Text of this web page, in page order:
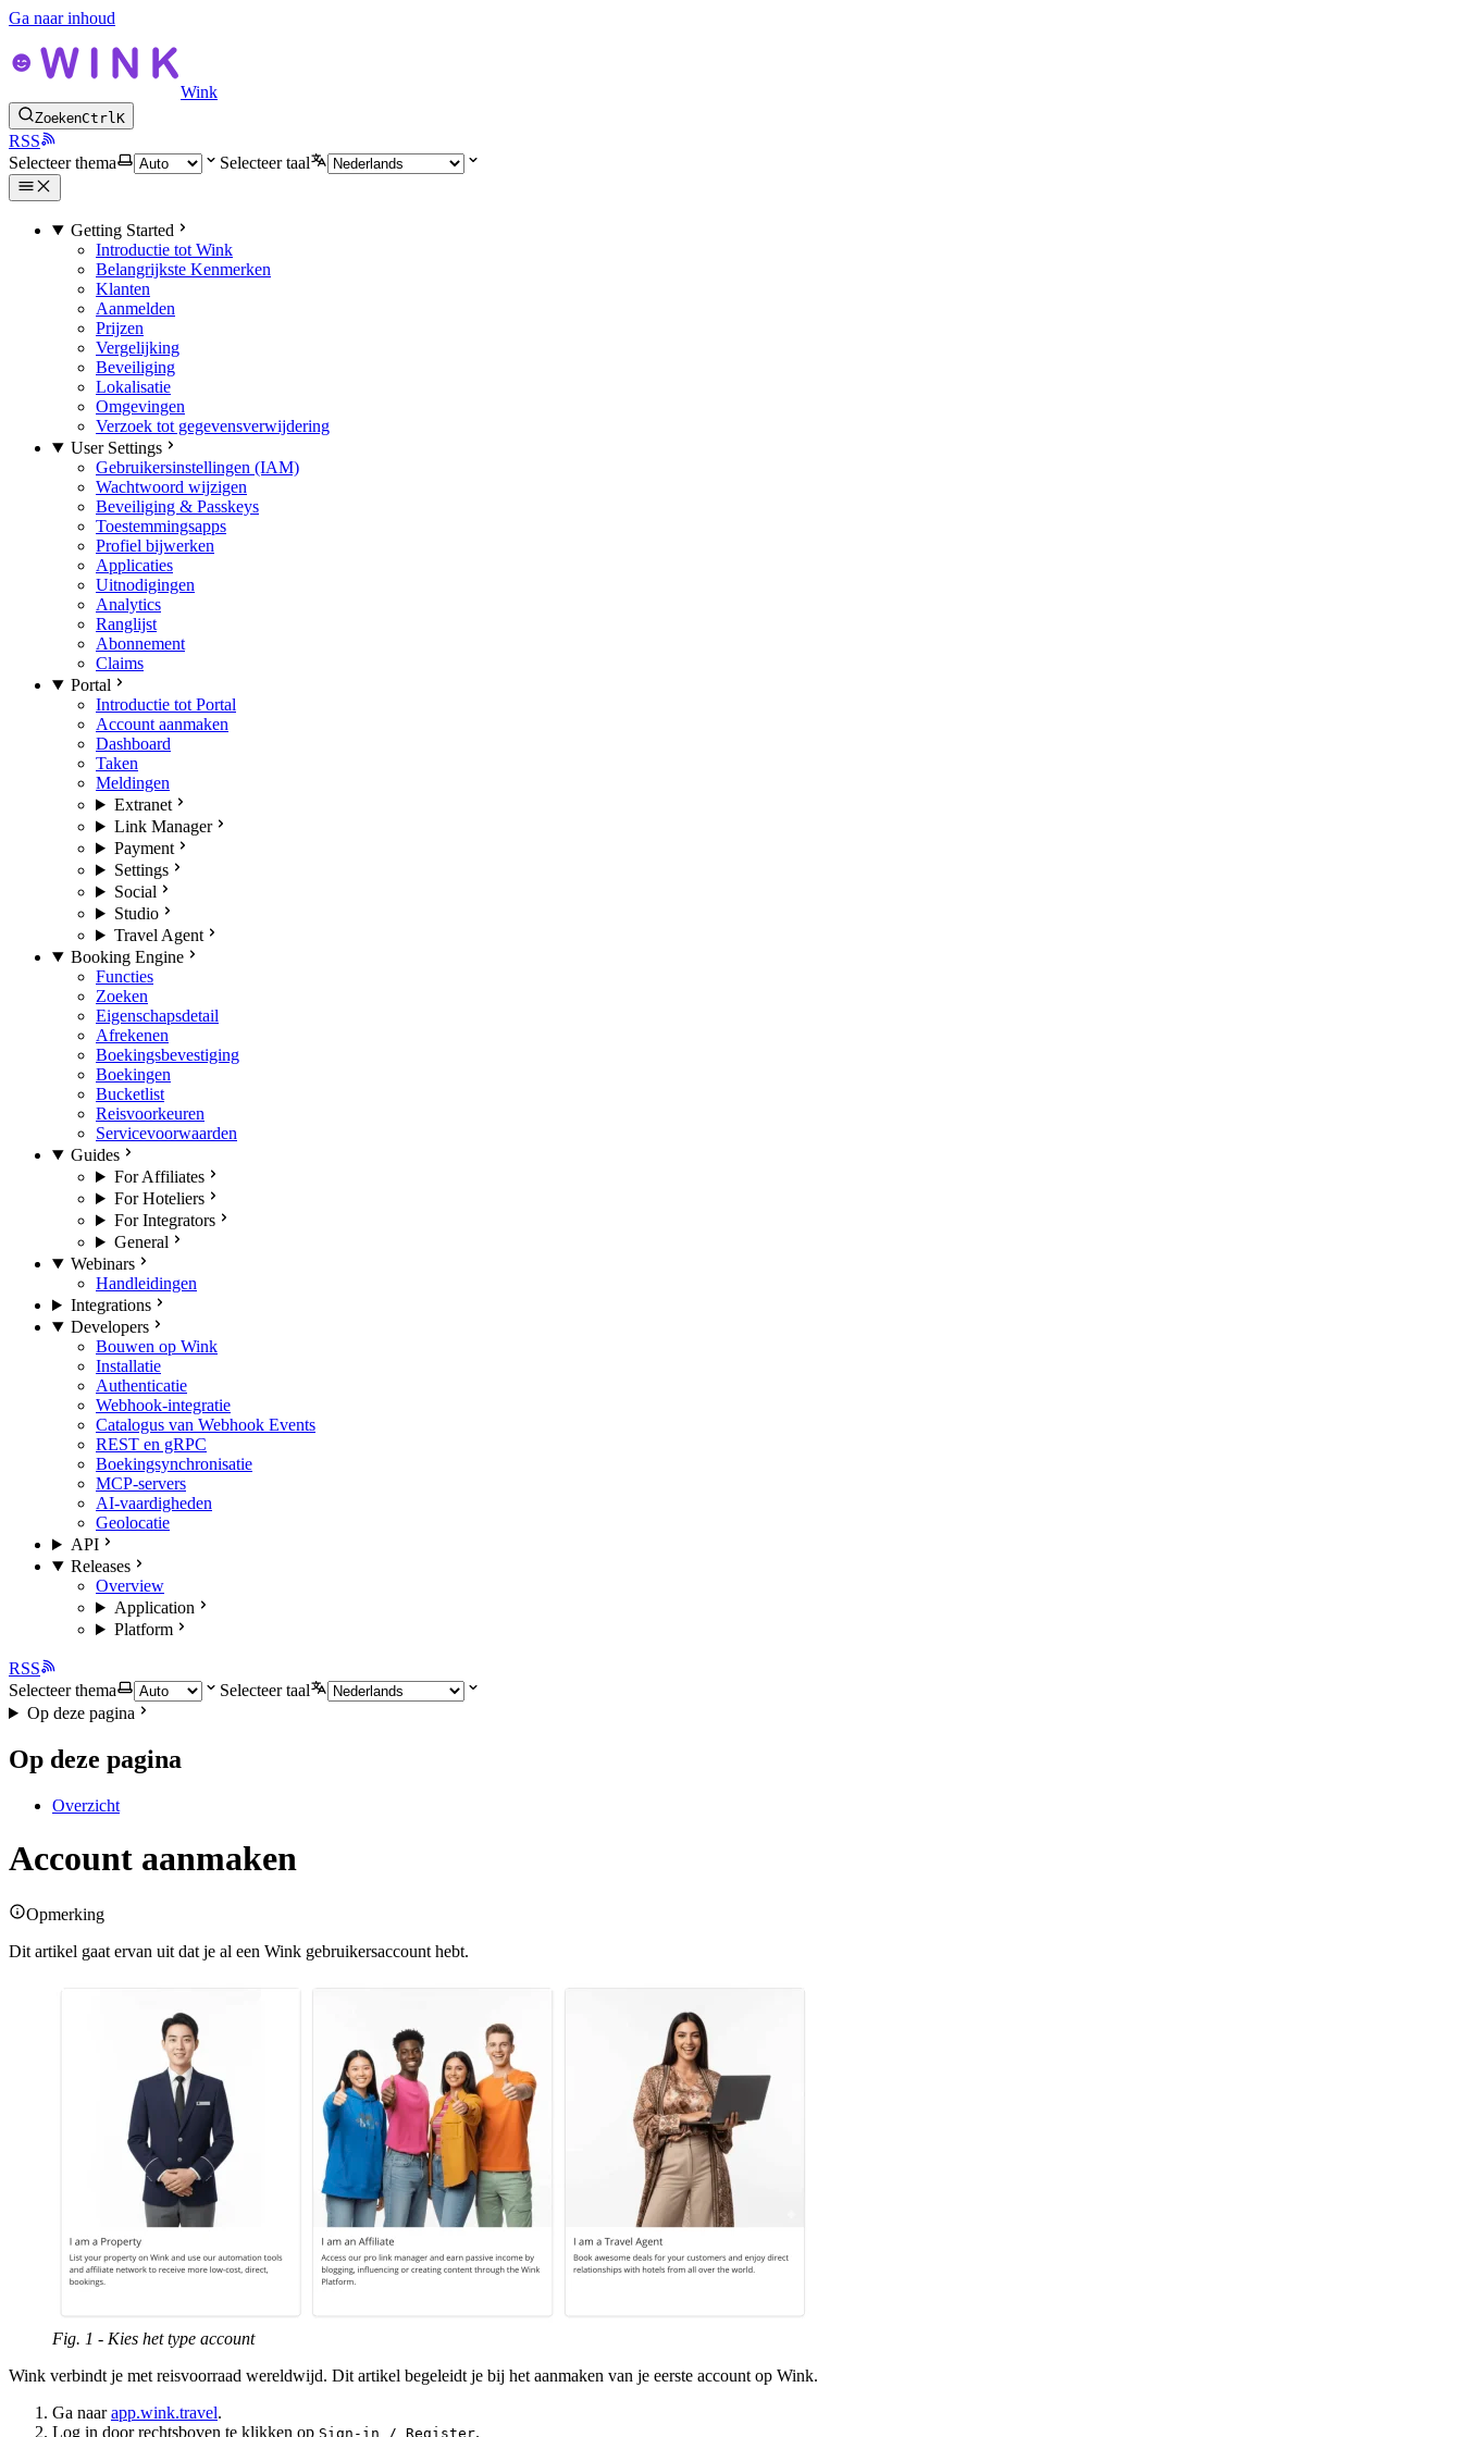
Ga naar inhoud
Wink
ZoekenCtrlK
RSS
Selecteer thema
Selecteer taal
Getting Started
Introductie tot Wink
Belangrijkste Kenmerken
Klanten
Aanmelden
Prijzen
Vergelijking
Beveiliging
Lokalisatie
Omgevingen
Verzoek tot gegevensverwijdering
User Settings
Gebruikersinstellingen (IAM)
Wachtwoord wijzigen
Beveiliging & Passkeys
Toestemmingsapps
Profiel bijwerken
Applicaties
Uitnodigingen
Analytics
Ranglijst
Abonnement
Claims
Portal
Introductie tot Portal
Account aanmaken
Dashboard
Taken
Meldingen
Extranet
Link Manager
Payment
Settings
Social
Studio
Travel Agent
Booking Engine
Functies
Zoeken
Eigenschapsdetail
Afrekenen
Boekingsbevestiging
Boekingen
Bucketlist
Reisvoorkeuren
Servicevoorwaarden
Guides
For Affiliates
For Hoteliers
For Integrators
General
Webinars
Handleidingen
Integrations
Developers
Bouwen op Wink
Installatie
Authenticatie
Webhook-integratie
Catalogus van Webhook Events
REST en gRPC
Boekingsynchronisatie
MCP-servers
AI-vaardigheden
Geolocatie
API
Releases
Overview
Application
Platform
RSS
Selecteer thema
Selecteer taal
Op deze pagina
Op deze pagina
Overzicht
Account aanmaken
Opmerking
Dit artikel gaat ervan uit dat je al een Wink gebruikersaccount hebt.
Fig. 1 - Kies het type account
Wink verbindt je met reisvoorraad wereldwijd. Dit artikel begeleidt je bij het aanmaken van je eerste account op Wink.
Ga naarapp.wink.travel.
Log in door rechtsboven te klikken op Sign-in / Register.